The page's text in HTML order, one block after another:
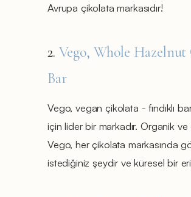
Avrupa çikolata markasıdır!
2. Vego, Whole Hazelnut
Bar
Vego, vegan çikolata - fındıklı
için lider bir markadır. Organik
Vego, her çikolata markasında
istediğiniz şeydir ve küresel bir